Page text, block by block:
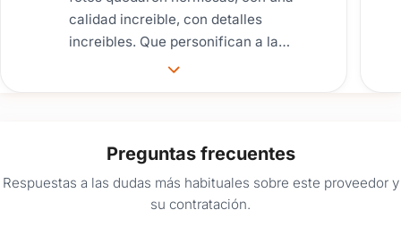
calidad increible, con detalles
increibles. Que personifican a la
perfecion tanto a nosotros como a los
Preguntas frecuentes
Respuestas a las dudas más habituales sobre este proveedor y
su contratación.